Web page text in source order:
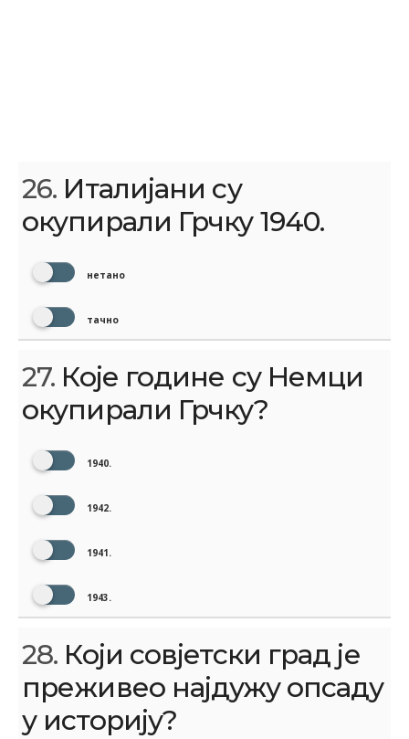
26. Италијани су
окупирали Грчку 1940.
нетано
тачно
27. Које године су Немци
окупирали Грчку?
1940.
1942.
1941.
1943.
28. Који совјетски град је
преживео најдужу опсаду
у историју?